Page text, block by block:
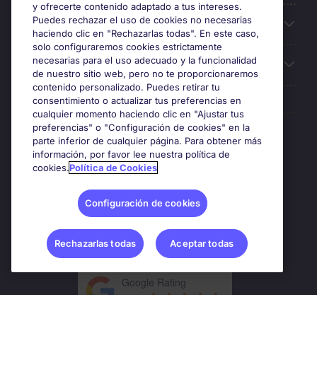
Oficinas
Sobre Michael Page
Premios y certificaciones
Google Rating
4.8
y ofrecerte contenido adaptado a tus intereses.
Puedes rechazar el uso de cookies no necesarias
haciendo clic en "Rechazarlas todas". En este caso,
solo configuraremos cookies estrictamente
necesarias para el uso adecuado y la funcionalidad
de nuestro sitio web, pero no te proporcionaremos
contenido personalizado. Puedes retirar tu
consentimiento o actualizar tus preferencias en
cualquier momento haciendo clic en "Ajustar tus
preferencias" o "Configuración de cookies" en la
parte inferior de cualquier página. Para obtener más
información, por favor lee nuestra política de
cookies.Política de Cookies
Configuración de cookies
Rechazarlas todas Aceptar todas